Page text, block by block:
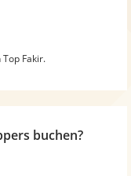
Fakir.
buchen?